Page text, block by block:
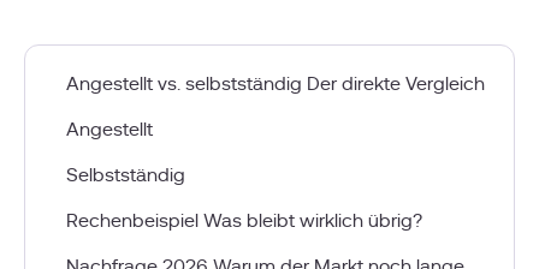
Angestellt vs. selbstständig Der direkte Vergleich
Angestellt
Selbstständig
Rechenbeispiel Was bleibt wirklich übrig?